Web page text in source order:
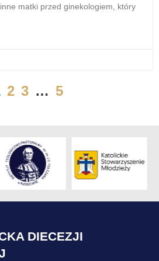
matki przed ginekologiem, który
2 3 … 5
DIECEZJI